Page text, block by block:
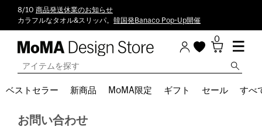
8/10 商品発送休業のお知らせ
カラフルなタオル&スリッパ。 韓国発Banaco Pop-Up開催
0
ベストセラー 新商品 MoMA限定 ギフト セール すべ
お問い合わせ